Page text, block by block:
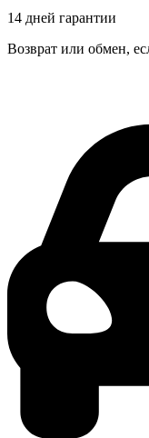
14 дней гарантии
Возврат или обмен,